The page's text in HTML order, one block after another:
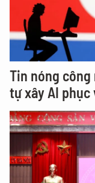
Tin nóng công
tự xây AI phục